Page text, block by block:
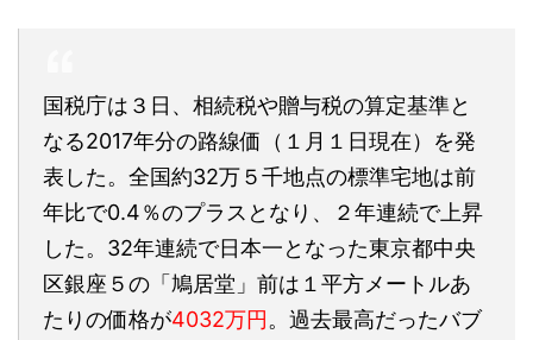
国税庁は３日、相続税や贈与税の算定基準と
なる2017年分の路線価（１月１日現在）を発
表した。全国約32万５千地点の標準宅地は前
年比で0.4％のプラスとなり、２年連続で上昇
した。32年連続で日本一となった東京都中央
区銀座５の「鳩居堂」前は１平方メートルあ
たりの価格が4032万円。過去最高だったバブ